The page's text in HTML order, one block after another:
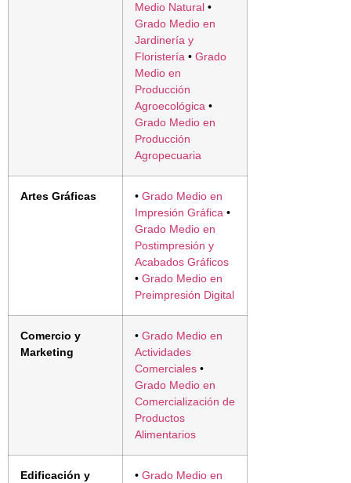
Medio Natural •
Grado Medio en
Jardinería y
Floristería • Grado
Medio en
Producción
Agroecológica •
Grado Medio en
Producción
Agropecuaria
Artes Gráficas • Grado Medio en
Impresión Gráfica •
Grado Medio en
Postimpresión y
Acabados Gráficos
• Grado Medio en
Preimpresión Digital
Comercio y
Marketing
• Grado Medio en
Actividades
Comerciales •
Grado Medio en
Comercialización de
Productos
Alimentarios
Edificación y
• Grado Medio en